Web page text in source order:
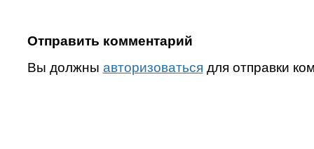
Отправить комментарий
Вы должны авторизоваться для отправки